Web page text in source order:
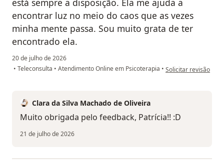
está sempre a disposição. Ela me ajuda a
encontrar luz no meio do caos que as vezes
minha mente passa. Sou muito grata de ter
encontrado ela.
20 de julho de 2026
• Teleconsulta • Atendimento Online em Psicoterapia • na opinião do
Solicitar revisão
Clara da Silva Machado de Oliveira
Muito obrigada pelo feedback, Patrícia!! :D
21 de julho de 2026